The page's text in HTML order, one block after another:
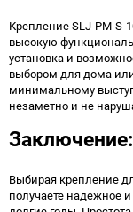
Крепление SLJ-PM-S-
высокую
установка и
выбором для дома
минимальному
незаметно и не
Заключение:
Выбирая крепление
получаете надежное